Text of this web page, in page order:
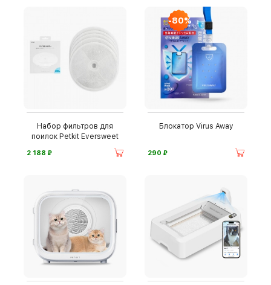
Набор фильтров для
поилок Petkit Eversweet
2 188 ⃏
-80%
Блокатор Virus Away
290 ⃏